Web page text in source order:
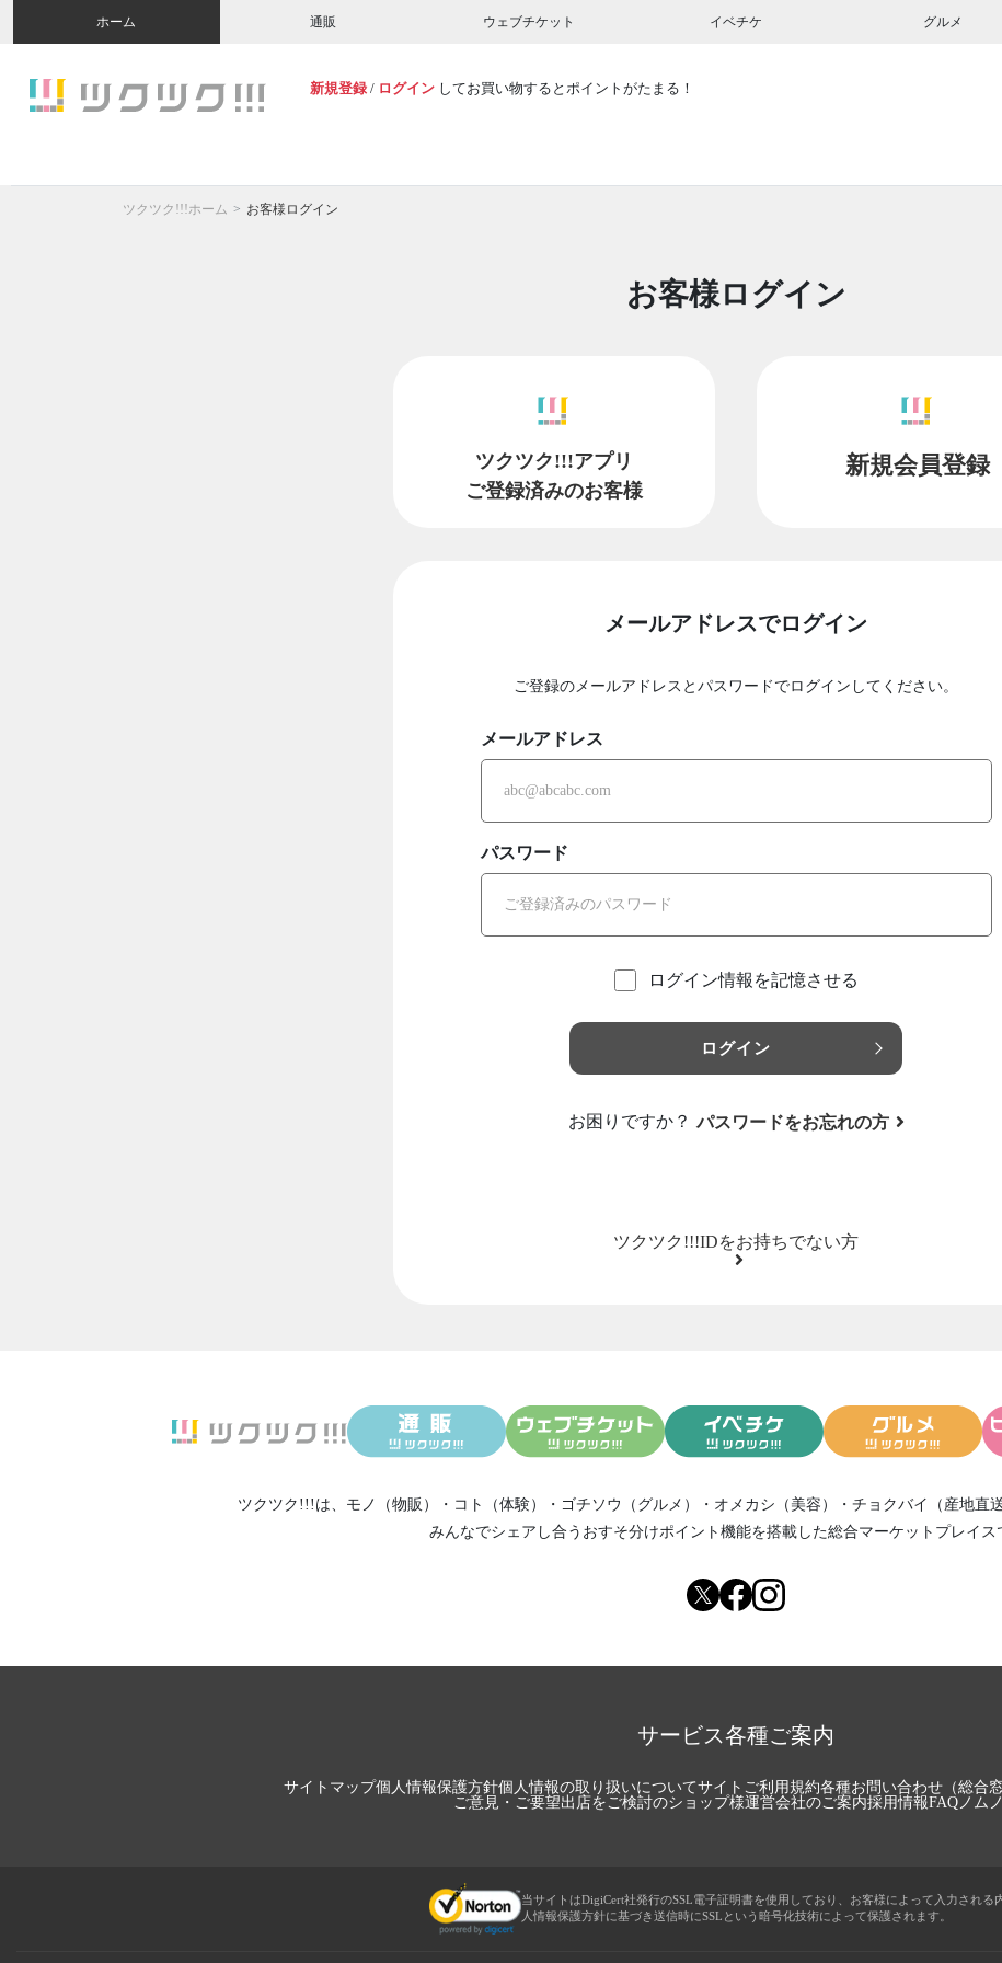
ホーム 通販 ウェブチケット イベチケ グルメ
新規登録 / ログイン してお買い物するとポイントがたまる！
ツクツク!!!ホーム お客様ログイン
お客様ログイン
ツクツク!!!アプリ
ご登録済みのお客様
新規会員登録
メールアドレスでログイン
ご登録のメールアドレスとパスワードでログインしてください。
メールアドレス
パスワード
ログイン情報を記憶させる
ログイン
お困りですか？ パスワードをお忘れの方
ツクツク!!!IDをお持ちでない方
ツクツク!!!は、 モノ（物販） ・ コト（体験） ・ ゴチソウ（グルメ） ・ オメカシ（美容） ・ チョクバイ（産地直送
みんなでシェアし合う おすそ分けポイント機能を搭載した総合マーケットプレイス
サービス各種ご案内
サイトマップ個人情報保護方針個人情報の取り扱いについてサイトご利用規約各種お問い合わせ（総合窓
ご意見・ご要望出店をご検討のショップ様運営会社のご案内採用情報FAQノム
当サイトはDigiCert社発行のSSL電子証明書を使用しており、お客様によって入力される
人情報保護方針に基づき送信時にSSLという暗号化技術によって保護されます。